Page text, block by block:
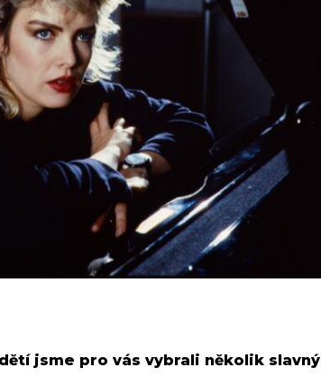
jsme pro vás vybrali několik